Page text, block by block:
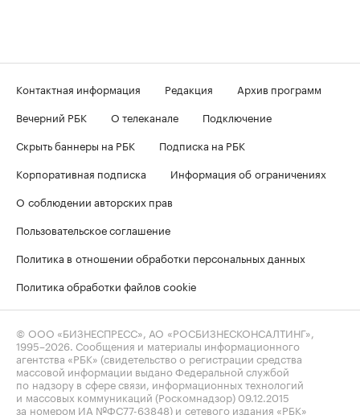
Контактная информация Редакция
Архив программ
Вечерний РБК
О телеканале
Подключение
Скрыть баннеры на РБК
Подписка на РБК
Корпоративная подписка
Информация об ограничениях
О соблюдении авторских прав
Пользовательское соглашение
Политика в отношении обработки персональных данных
Политика обработки файлов cookie
© ООО «БИЗНЕСПРЕСС», АО «РОСБИЗНЕСКОНСАЛТИНГ»,
1995–2026 . Сообщения и материалы информационного
агентства «РБК» (свидетельство о регистрации средства
массовой информации выдано Федеральной службой
по надзору в сфере связи, информационных технологий
и массовых коммуникаций (Роскомнадзор) 09.12.2015
за номером ИА №ФС77-63848) и сетевого издания «РБК»